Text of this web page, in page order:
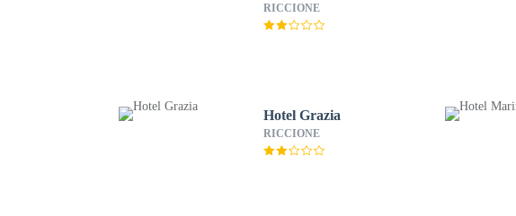
RICCIONE
Hotel Grazia
RICCIONE